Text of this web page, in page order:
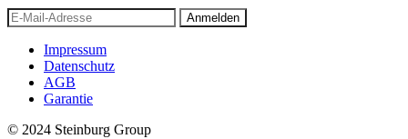
Anmelden
Impressum
Datenschutz
AGB
Garantie
© 2024 Steinburg Group